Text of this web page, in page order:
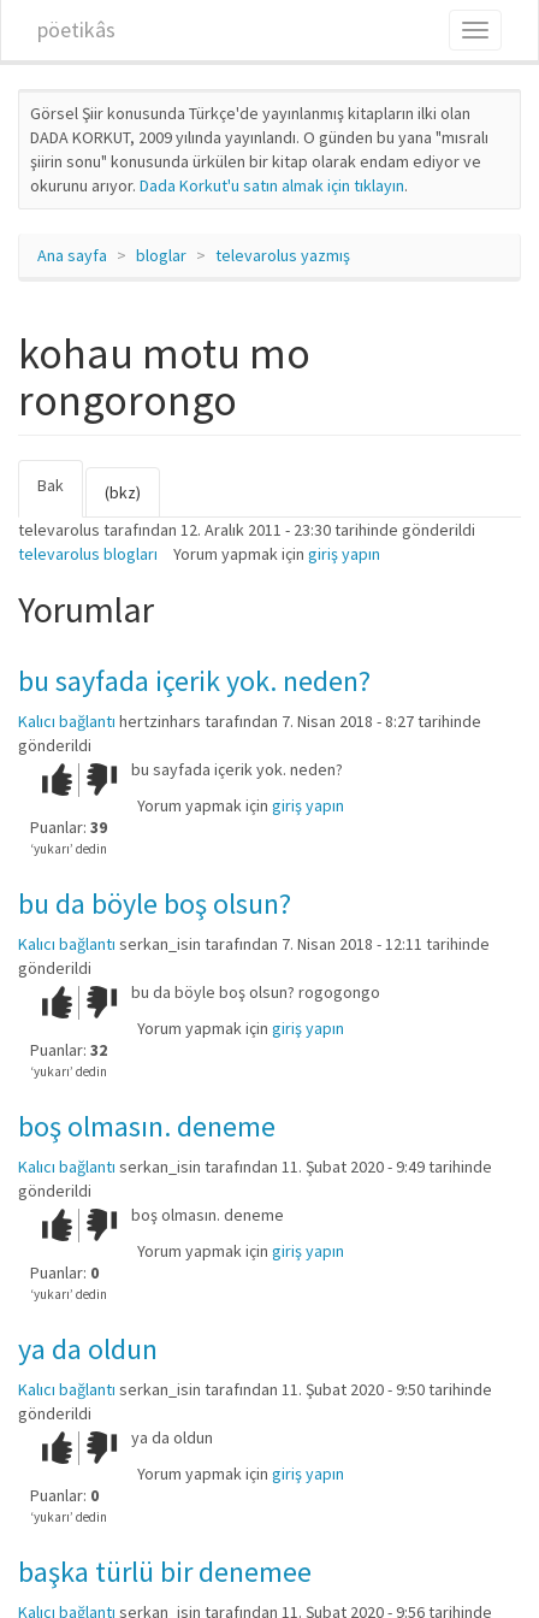
pöetikâs
Toggle
Görsel Şiir konusunda Türkçe'de yayınlanmış kitapların ilki olan
DADA KORKUT, 2009 yılında yayınlandı. O günden bu yana "mısralı
şiirin sonu" konusunda ürkülen bir kitap olarak endam ediyor ve
okurunu arıyor. Dada Korkut'u satın almak için tıklayın.
Ana sayfa bloglar televarolus yazmış
kohau motu mo
rongorongo
Birincil sekmeler
Bak
sekme)
(bkz)
televarolus tarafından 12. Aralık 2011 - 23:30 tarihinde gönderildi
televarolus blogları
Yorum yapmak için giriş yapın
Yorumlar
bu sayfada içerik yok. neden?
Kalıcı bağlantı hertzinhars tarafından 7. Nisan 2018 - 8:27 tarihinde
gönderildi
Çok iyi!O
kadar
iyi
değil!
Puanlar: 39
‘yukarı’ dedin
bu sayfada içerik yok. neden?
Yorum yapmak için giriş yapın
bu da böyle boş olsun?
Kalıcı bağlantı serkan_isin tarafından 7. Nisan 2018 - 12:11 tarihinde
gönderildi
Çok iyi!O
kadar
iyi
değil!
Puanlar: 32
‘yukarı’ dedin
bu da böyle boş olsun? rogogongo
Yorum yapmak için giriş yapın
boş olmasın. deneme
Kalıcı bağlantı serkan_isin tarafından 11. Şubat 2020 - 9:49 tarihinde
gönderildi
Çok iyi!O
kadar
iyi
değil!
Puanlar: 0
‘yukarı’ dedin
boş olmasın. deneme
Yorum yapmak için giriş yapın
ya da oldun
Kalıcı bağlantı serkan_isin tarafından 11. Şubat 2020 - 9:50 tarihinde
gönderildi
Çok iyi!O
kadar
iyi
değil!
Puanlar: 0
‘yukarı’ dedin
ya da oldun
Yorum yapmak için giriş yapın
başka türlü bir denemee
Kalıcı bağlantı serkan_isin tarafından 11. Şubat 2020 - 9:56 tarihinde